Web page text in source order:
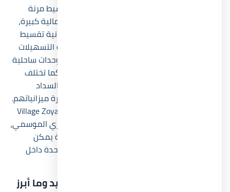
قرية زويا الساحل الشمالي تقدم أنظمة حجز وتقسيط مرنة
تساعد العملاء على امتلاك وحداتهم دون ضغوط مالية كبيرة،
حيث تبدأ أنظمة السداد بمقدم 10% فقط مع إمكانية تقسيط
باقي قيمة الوحدة حتى 8 سنوات. وقد جاءت هذه التسهيلات
لتناسب المستثمرين والعملاء الراغبين في شراء وحدات ساحلية
داخل منطقة تشهد ارتفاعاً مستمراً في الأسعار. كما تختلف
قيمة الأقساط وفق نوع الوحدة ومساحتها ومدة السداد
المختارة، وهو ما يمنح العملاء مرونة أكبر في إدارة ميزانياتهم.
وتساعد هذه الأنظمة أيضاً في رفع جاذبية Village Zoya North
Coast للمستثمرين الذين يستهدفون العائد الإيجاري الموسمي،
لأن انخفاض المقدم يسمح بالاحتفاظ بسيولة مالية يمكن
توجيهها لاستثمارات أخرى بالتوازي مع امتلاك الوحدة داخل
أين يقع Village Zoya North Coast بالتحديد وما أبرز